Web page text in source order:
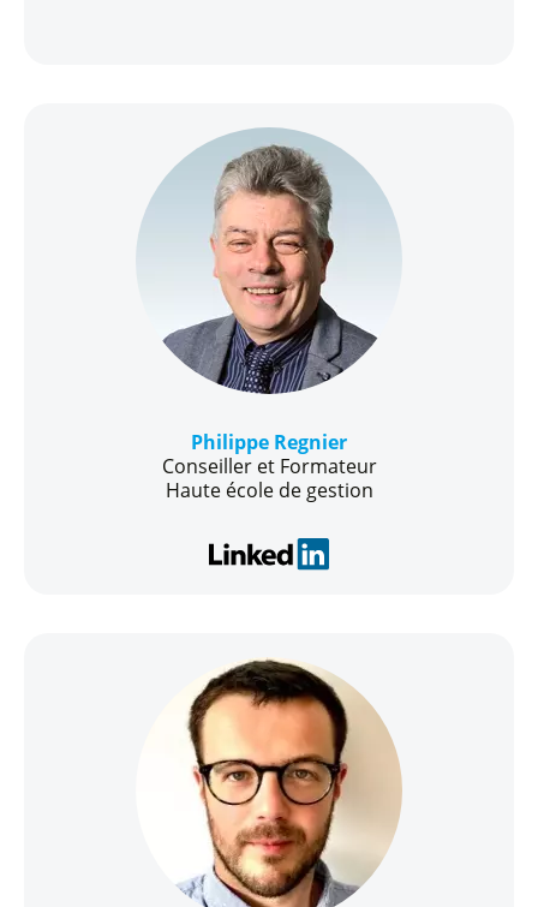
Philippe Regnier
Conseiller et Formateur
Haute école de gestion